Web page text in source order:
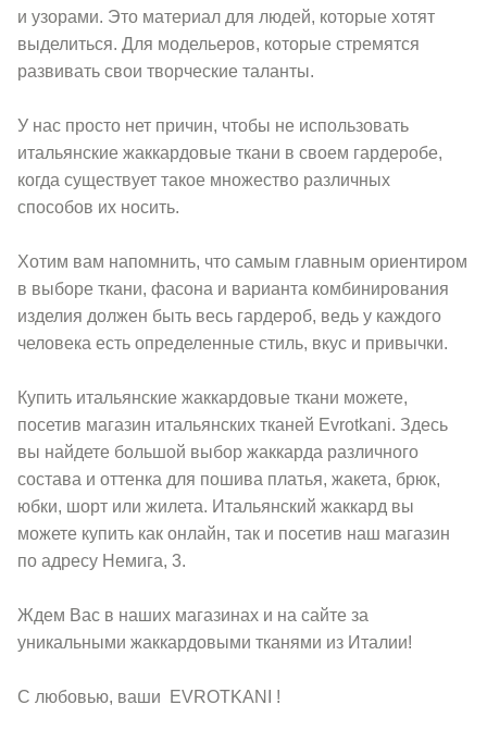
и узорами. Это материал для людей, которые хотят
выделиться. Для модельеров, которые стремятся
развивать свои творческие таланты.
У нас просто нет причин, чтобы не использовать
итальянские жаккардовые ткани в своем гардеробе,
когда существует такое множество различных
способов их носить.
Хотим вам напомнить, что самым главным ориентиром
в выборе ткани, фасона и варианта комбинирования
изделия должен быть весь гардероб, ведь у каждого
человека есть определенные стиль, вкус и привычки.
Купить итальянские жаккардовые ткани можете,
посетив магазин итальянских тканей Evrotkani. Здесь
вы найдете большой выбор жаккарда различного
состава и оттенка для пошива платья, жакета, брюк,
юбки, шорт или жилета. Итальянский жаккард вы
можете купить как онлайн, так и посетив наш магазин
по адресу Немига, 3.
Ждем Вас в наших магазинах и на сайте за
уникальными жаккардовыми тканями из Италии!
С любовью, ваши EVROTKANI !